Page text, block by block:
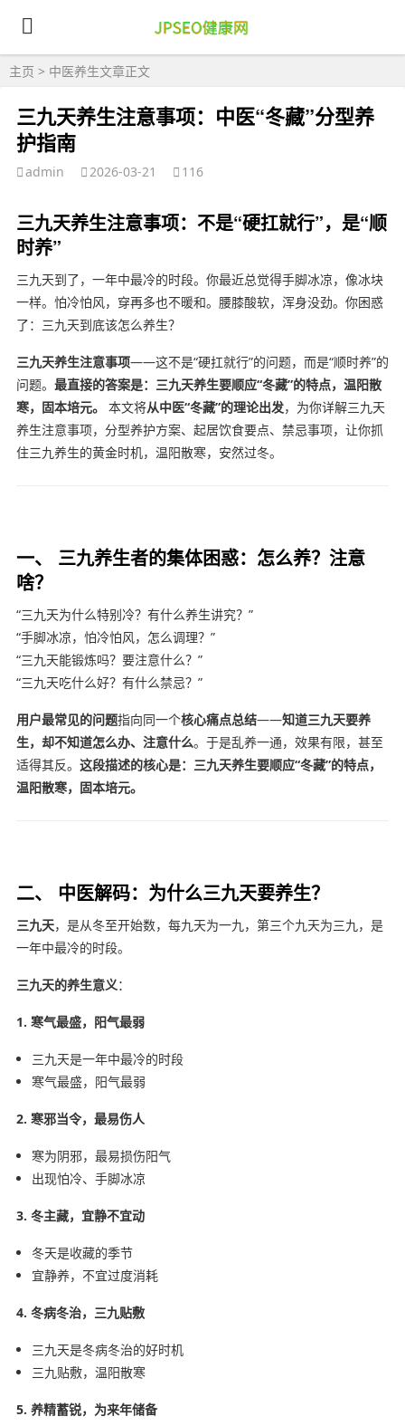
主页 > 中医养生文章正文
三九天养生注意事项：中医“冬藏”分型养
护指南
admin 2026-03-21 116
三九天养生注意事项：不是“硬扛就行”，是“顺
时养”
三九天到了，一年中最冷的时段。你最近总觉得手脚冰凉，像冰块
一样。怕冷怕风，穿再多也不暖和。腰膝酸软，浑身没劲。你困惑
了：三九天到底该怎么养生？
三九天养生注意事项——这不是“硬扛就行”的问题，而是“顺时养”的
问题。 最直接的答案是：三九天养生要顺应“冬藏”的特点，温阳散
寒，固本培元。
本文将从中医“冬藏”的理论出发，为你详解三九天
养生注意事项，分型养护方案、起居饮食要点、禁忌事项，让你抓
住三九养生的黄金时机，温阳散寒，安然过冬。
一、 三九养生者的集体困惑：怎么养？注意
啥？
“三九天为什么特别冷？有什么养生讲究？”
“手脚冰凉，怕冷怕风，怎么调理？”
“三九天能锻炼吗？要注意什么？”
“三九天吃什么好？有什么禁忌？”
用户最常见的问题指向同一个核心痛点总结——知道三九天要养
生，却不知道怎么办、注意什么。于是乱养一通，效果有限，甚至
适得其反。 这段描述的核心是：三九天养生要顺应“冬藏”的特点，
温阳散寒，固本培元。
二、 中医解码：为什么三九天要养生？
三九天，是从冬至开始数，每九天为一九，第三个九天为三九，是
一年中最冷的时段。
三九天的养生意义：
1. 寒气最盛，阳气最弱
三九天是一年中最冷的时段
寒气最盛，阳气最弱
2. 寒邪当令，最易伤人
寒为阴邪，最易损伤阳气
出现怕冷、手脚冰凉
3. 冬主藏，宜静不宜动
冬天是收藏的季节
宜静养，不宜过度消耗
4. 冬病冬治，三九贴敷
三九天是冬病冬治的好时机
三九贴敷，温阳散寒
5. 养精蓄锐，为来年储备